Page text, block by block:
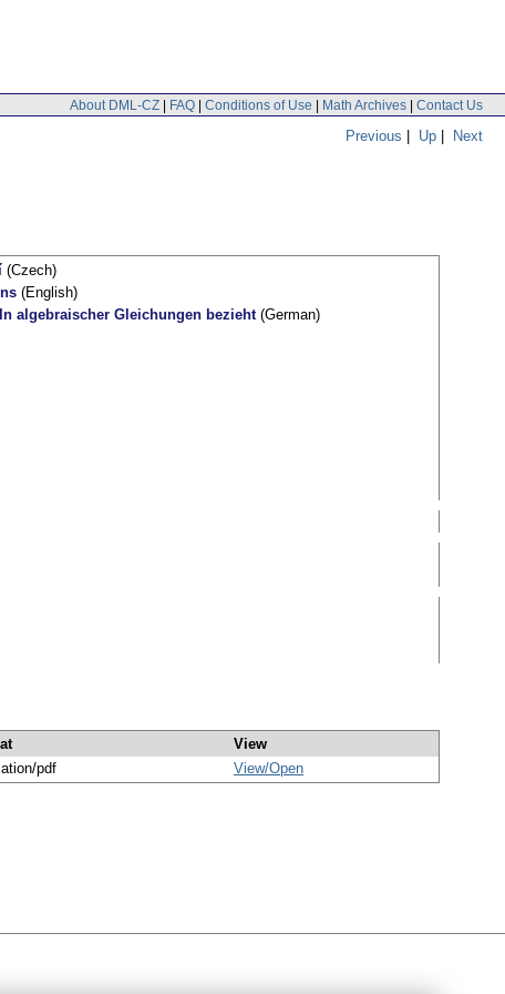
About DML-CZ | FAQ | Conditions of Use | Math Archives | Contact Us
Previous | Up | Next
(Czech)
(English)
algebraischer Gleichungen bezieht(German)
View
pdf View/Open